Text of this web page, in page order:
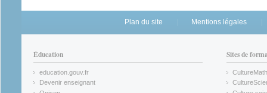
Plan du site Mentions légales
Éducation
education.gouv.fr
(link is external)
Devenir enseignant
(link is external)
Sites de
CultureMath
(link is
(link is